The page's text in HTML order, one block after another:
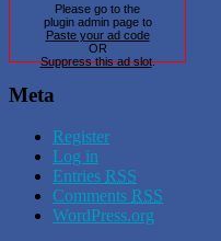
Please go to the
plugin admin page to
Paste your ad code
OR
Suppress this ad slot.
Meta
Register
Log in
Entries RSS
Comments RSS
WordPress.org